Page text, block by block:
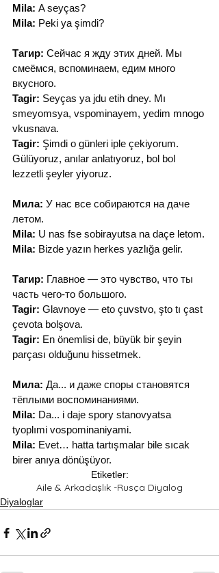
Mila: A seyças?
Mila: Peki ya şimdi?
Тагир: Сейчас я жду этих дней. Мы
смеёмся, вспоминаем, едим много
вкусного.
Tagir: Seyças ya jdu etih dney. Mı
smeyomsya, vspominayem, yedim mnogo
vkusnava.
Tagir: Şimdi o günleri iple çekiyorum.
Gülüyoruz, anılar anlatıyoruz, bol bol
lezzetli şeyler yiyoruz.
Мила: У нас все собираются на даче
летом.
Mila: U nas fse sobirayutsa na daçe letom.
Mila: Bizde yazın herkes yazlığa gelir.
Тагир: Главное — это чувство, что ты
часть чего-то большого.
Tagir: Glavnoye — eto çuvstvo, şto tı çast
çevota bolşova.
Tagir: En önemlisi de, büyük bir şeyin
parçası olduğunu hissetmek.
Мила: Да... и даже споры становятся
тёплыми воспоминаниями.
Mila: Da... i daje spory stanovyatsa
tyoplımi vospominaniyami.
Mila: Evet… hatta tartışmalar bile sıcak
birer anıya dönüşüyor.
Etiketler:
Aile & Arkadaşlık -Rusça Diyalog
Diyaloglar